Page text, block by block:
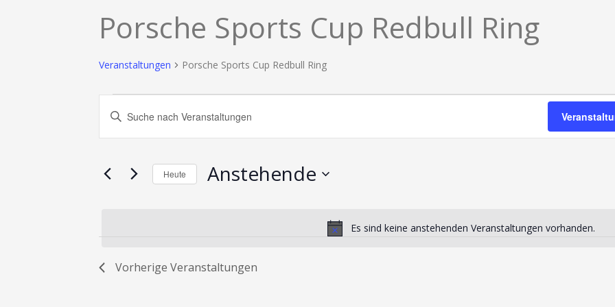
Porsche Sports Cup Redbull Ring
Veranstaltungen Porsche Sports Cup Redbull Ring
Veranstaltungen
Hinweis
Es sind keine anstehenden Veranstaltungen vorhanden.
Suche
Navigation
Bitte
Schlüsselwort
Veranstaltungen
Schlüsselwort.
Heute Anstehende
Vorherige Veranstaltungen